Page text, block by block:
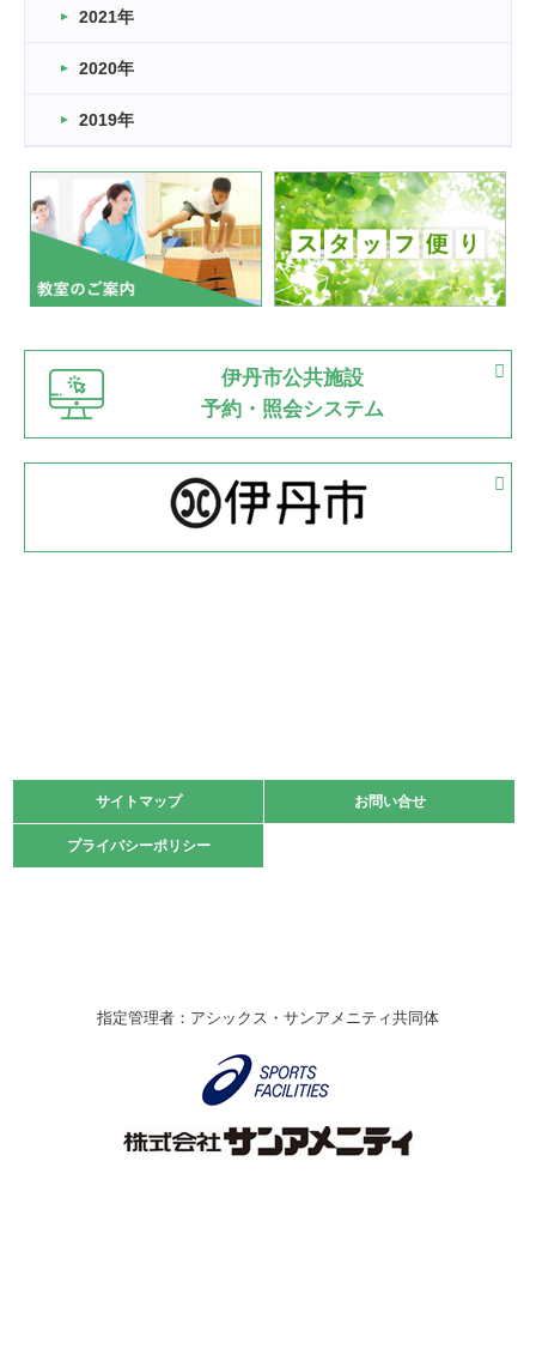
緑ケ丘体育館
2022.11.03
緑ケ丘体育館
いたっぼーる大会☆彡
緑ケ丘体育館
2022.07.03
市内総合体育大会が開始
緑ケ丘体育館 猪名川運動広場
古池運動広場
2022.06.12
県知事杯争奪バレーボール大会が開催
緑ケ丘体育館
2022.05.05
体育協会長杯 バドミントン競技の部
2022.05.22
緑ケ丘体育館
2021.10.23
卓球選手権大会ラージボールの部開催☆
伊丹市総合体育大会 バレーボール大会が開催されました
なわとびイベントを開催しました！
2021年
2020年
2019年
伊丹市公共施設
予約・照会システム
サイトマップ お問い合せ
プライバシーポリシー
サイトマップ お問い合せ
プライバシーポリシー
指定管理者：アシックス・サンアメニティ共同体